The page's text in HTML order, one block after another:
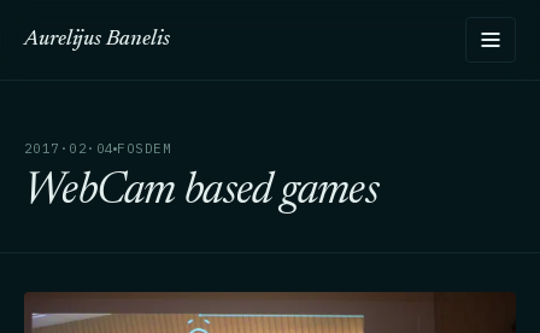
Aurelijus Banelis
2017·02·04 FOSDEM
WebCam based games